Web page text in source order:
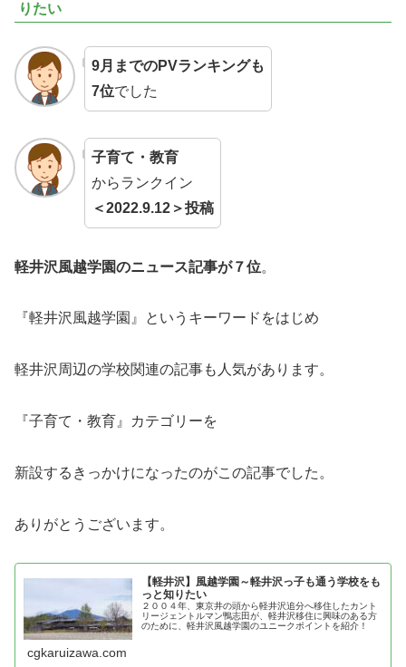
りたい
9月までのPVランキングも
7位でした
子育て・教育
からランクイン
＜2022.9.12＞投稿
軽井沢風越学園のニュース記事が７位。
『軽井沢風越学園』というキーワードをはじめ
軽井沢周辺の学校関連の記事も人気があります。
『子育て・教育』カテゴリーを
新設するきっかけになったのがこの記事でした。
ありがとうございます。
【軽井沢】風越学園～軽井沢っ子も通う学校をも
っと知りたい
２００４年、東京井の頭から軽井沢追分へ移住したカント
リージェントルマン鴨志田が、軽井沢移住に興味のある方
のために、軽井沢風越学園のユニークポイントを紹介！
cgkaruizawa.com